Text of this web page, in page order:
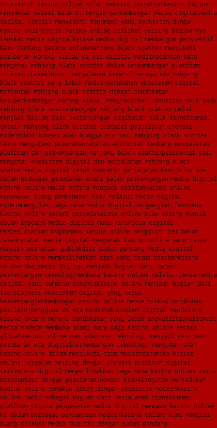
interaktif kasino online mulai menarik perhatian kasino online
menemukan narasi baru di tengah perkembangan media digitalmedia
digital kembali menyoroti fenomena yang berkaitan dengan
kasino onlinejejak kasino online terlihat seiring berubahnya
lanskap media digital ketika media digital membangun perspektif
baru tentang kasino onlinemahjong black scatter mengikuti
perubahan konsep visual di era digital modernsorotan baru
mengenai mahjong black scatter dalam perkembangan platform
interaktifmenelusuri perjalanan kreatif menuju era mahjong
black scatter yang lebih modernperubahan ekosistem digital
membentuk mahjong black scatter dengan pendekatan
baruperkembangan konsep visual menghadirkan identitas unik pada
mahjong black scattermengapa mahjong black scatter mulai
menjadi bagian dari perbincangan digitaldi balik transformasi
desain mahjong black scatter terdapat perjalanan inovasi
moderndari konsep awal hingga era baru mahjong black scatter
terus mengalami perubahancatatan editorial tentang pergeseran
platform dan perkembangan mahjong black scatterperspektif baru
mengenai ekosistem digital dan perjalanan mahjong black
scattermedia digital terus mencatat perjalanan kasino online
dalam berbagai perubahan eradi balik perkembangan media digital
kasino online mulai sering menjadi sorotan kasino online
menemukan ruang pembahasan baru melalui media digital
modernmengulas bagaimana media digital mengangkat fenomena
kasino online secara berbeda kasino online kian sering muncul
dalam laporan media digital masa kinimedia digital
memperlihatkan bagaimana kasino online mengikuti perubahan
zamancatatan media digital mengenai kasino online yang terus
menarik perhatian publikdari sudut pandang media digital
kasino online memperlihatkan arah yang terus berubah kasino
online dan media digital menjadi bagian dari narasi
perkembangan teknologimembaca kasino online melalui lensa media
digital yang semakin dinamis kasino online menjadi bagian dari
transformasi ekosistem digital yang terus
berkembangperkembangan kasino online mencerminkan perubahan
perilaku pengguna di era modernekosistem digital mendorong
kasino online menuju pendekatan yang lebih inovatiftransformasi
media modern membuka ruang baru bagi kasino online secara
global kasino online dan adaptasi teknologi menjadi cerminan
perubahan era digitalperkembangan teknologi mengubah arah
kasino online dalam mengikuti tren moderndinamika kasino
online berjalan seiring dengan inovasi platform digital
terkiniera digital memperlihatkan bagaimana kasino online terus
beradaptasi dengan perubahaninovasi berkelanjutan menjadikan
kasino online semakin dekat dengan ekosistem modern kasino
online hadir sebagai bagian dari perjalanan transformasi
platform digitalpergeseran media digital membawa kasino online
ke dalam berbagai pembahasan modern kasino online kini mengisi
ruang diskusi media digital dengan sudut pandang